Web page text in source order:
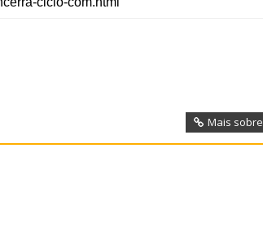
Mais sobre